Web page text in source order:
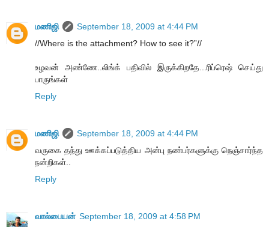
மணிஜி
September 18, 2009 at 4:44 PM
//Where is the attachment? How to see it?”//
உழவன் அண்ணே..லிங்க் பதிவில் இருக்கிறதே...ரிப்ரெஷ் செய்து
பாருங்கள்
Reply
மணிஜி
September 18, 2009 at 4:44 PM
வருகை தந்து ஊக்கப்படுத்திய அன்பு நண்பர்களுக்கு நெஞ்சார்ந்த
நன்றிகள்..
Reply
வால்பையன் September 18, 2009 at 4:58 PM